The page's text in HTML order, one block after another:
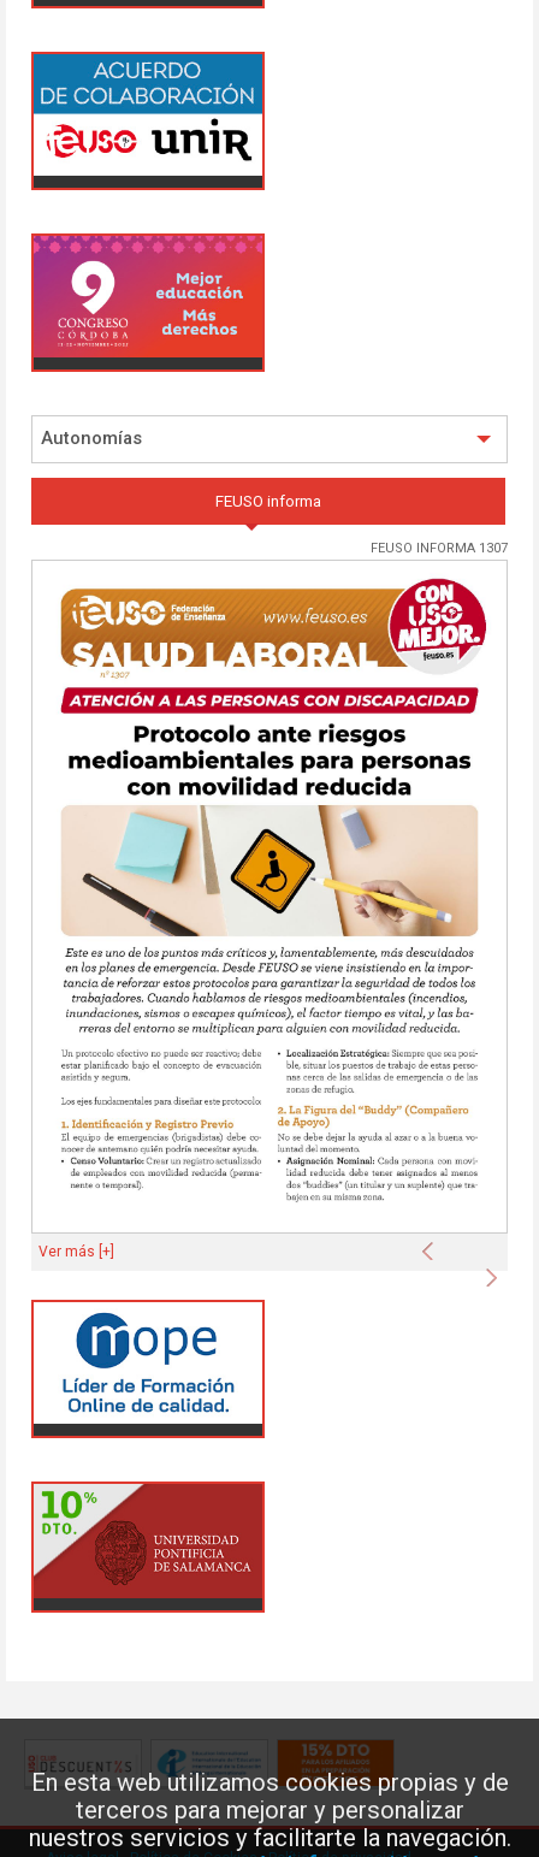
En esta web utilizamos cookies propias y de
terceros para mejorar y personalizar
nuestros servicios y facilitarte la navegación.
Autonomías
FEUSO informa
FEUSO INFORMA 1307
Anterior
Ver más [+]